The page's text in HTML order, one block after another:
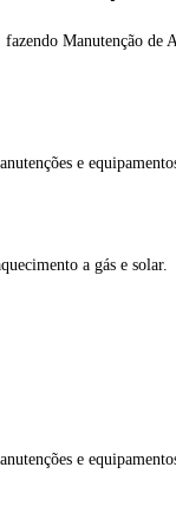
Manutenção de
e
a gás e solar.
e